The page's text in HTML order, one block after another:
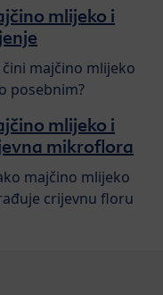
mlijeko i
čini majčino mlijeko
posebnim?
mlijeko i
mikroflora
majčino mlijeko
crijevnu floru